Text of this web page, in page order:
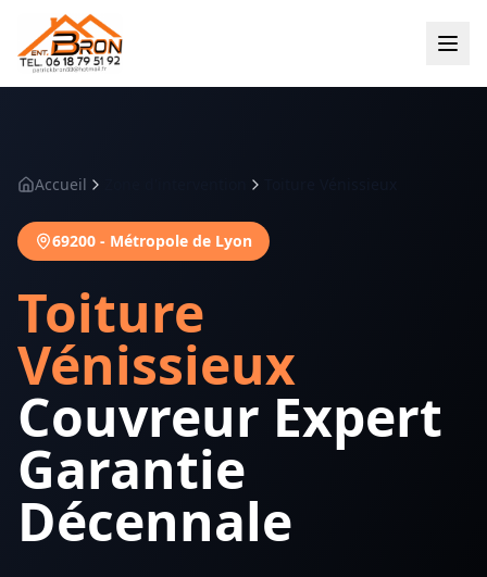
Accueil
69200 - Métropole de Lyon
Toiture
Vénissieux
Couvreur Expert
Garantie
Décennale